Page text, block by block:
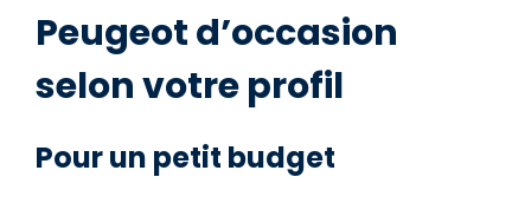
Peugeot d’occasion
selon votre profil
Pour un petit budget